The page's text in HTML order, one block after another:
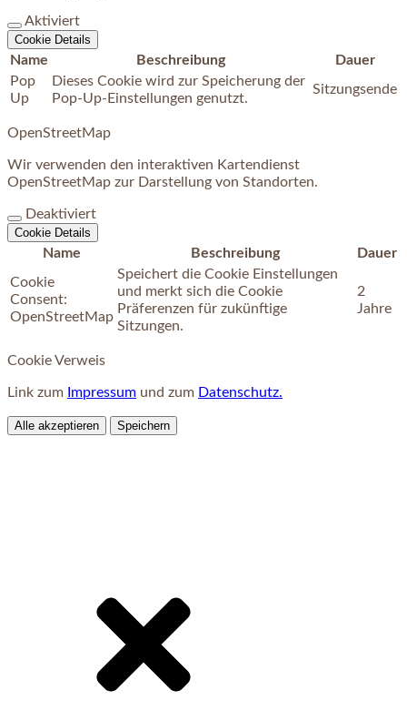
Aktiviert
Cookie Details
Name Beschreibung
Dauer
Pop
Up
Dieses Cookie wird zur Speicherung der
Pop-Up-Einstellungen genutzt.
Sitzungsende
OpenStreetMap
Wir verwenden den interaktiven Kartendienst
OpenStreetMap zur Darstellung von Standorten.
Deaktiviert
Cookie Details
Name Beschreibung
Dauer
Cookie
Consent:
OpenStreetMap
Speichert die Cookie Einstellungen
und merkt sich die Cookie
Präferenzen für zukünftige
Sitzungen.
2
Jahre
Cookie Verweis
Link zum Impressum und zum Datenschutz.
Alle akzeptieren Speichern